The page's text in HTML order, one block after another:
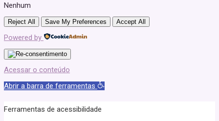
Nenhum
Reject All Save My Preferences Accept All
Powered by
Acessar o conteúdo
Abrir a barra de ferramentas
Ferramentas de acessibilidade